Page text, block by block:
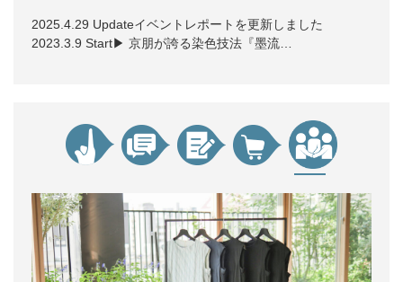
2025.4.29 Updateイベントレポートを更新しました
2023.3.9 Start▶ 京朋が誇る染色技法『墨流…